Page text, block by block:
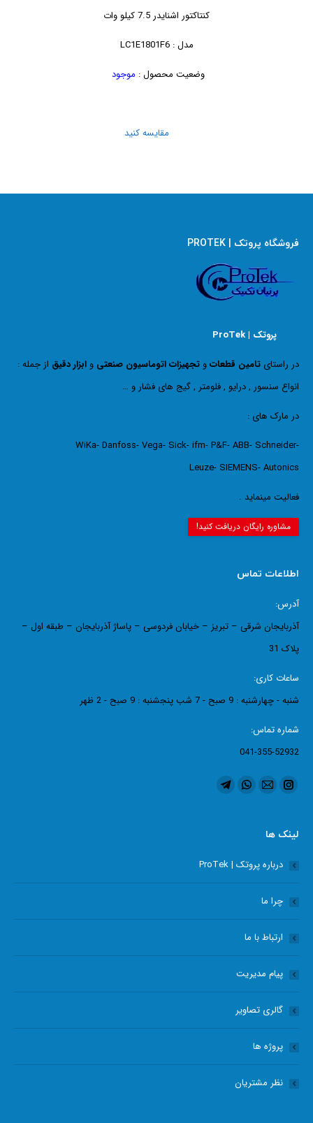
کنتاکتور اشنایدر 7.5 کیلو وات
مدل : LC1E1801F6
وضعیت محصول : موجود
مقایسه کنید
فروشگاه پروتک | PROTEK
پروتک | ProTek
در راستای تامین قطعاتو تجهیزات اتوماسیون صنعتی و ابزار دقیق از جمله :
انواع سنسور , درایو , فلومتر , گیج های فشار و …
در مارک های :
WiKa- Danfoss- Vega- Sick- ifm- P&F- ABB- Schneider-
Leuze- SIEMENS- Autonics
فعالیت مینماید .
مشاوره رایگان دریافت کنید!
اطلاعات تماس
آدرس:
آذربایجان شرقی – تبریز – خیابان فردوسی – پاساژ آذربایجان – طبقه اول –
پلاک 31
ساعات کاری:
شنبه - چهارشنبه : 9 صبح - 7 شب پنجشنبه : 9 صبح - 2 ظهر
شماره تماس:
041-355-52932
ما را دنبال کنید در:
اینستاگرام
opens
new
window
ایمیل
opens
new
window
واتساپ
new
window
تلگرام
new
window
لینک ها
درباره پروتک | ProTek
چرا ما
ارتباط با ما
پیام مدیریت
گالری تصاویر
پروژه ها
نظر مشتریان